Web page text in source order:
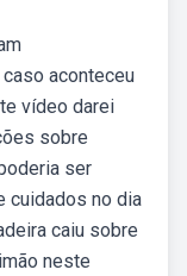
aconteceu
vídeo darei
sobre
ser
cuidados no dia
caiu sobre
neste